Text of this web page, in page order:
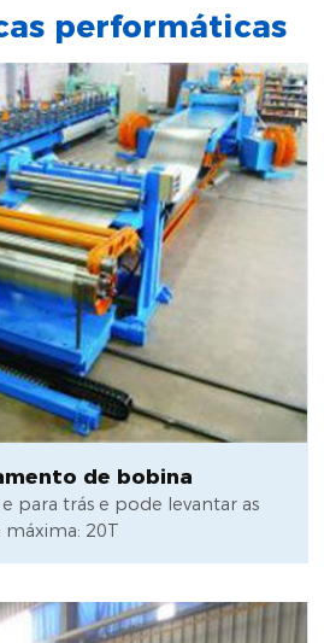
performáticas
de bobina
para trás e pode levantar as
máxima: 20T